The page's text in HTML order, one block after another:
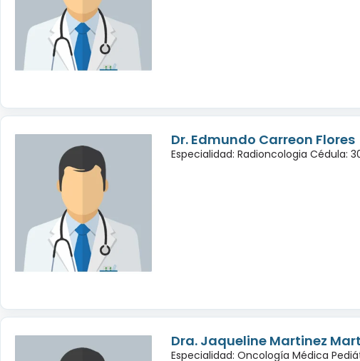
Dr. Edmundo Carreon Flores
Especialidad: Radioncologia Cédula:
Dra. Jaqueline Martinez
Especialidad: Oncología Médica